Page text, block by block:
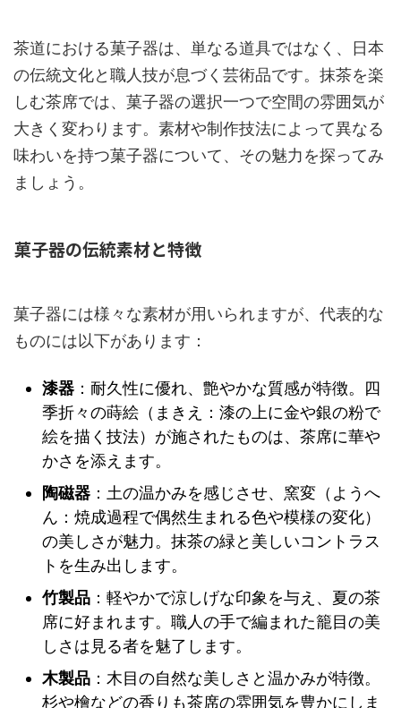
茶道における菓子器は、単なる道具ではなく、日本
の伝統文化と職人技が息づく芸術品です。抹茶を楽
しむ茶席では、菓子器の選択一つで空間の雰囲気が
大きく変わります。素材や制作技法によって異なる
味わいを持つ菓子器について、その魅力を探ってみ
ましょう。
菓子器の伝統素材と特徴
菓子器には様々な素材が用いられますが、代表的な
ものには以下があります：
漆器 ：耐久性に優れ、艶やかな質感が特徴。四
季折々の蒔絵（まきえ：漆の上に金や銀の粉で
絵を描く技法）が施されたものは、茶席に華や
かさを添えます。
陶磁器 ：土の温かみを感じさせ、窯変（ようへ
ん：焼成過程で偶然生まれる色や模様の変化）
の美しさが魅力。抹茶の緑と美しいコントラス
トを生み出します。
竹製品 ：軽やかで涼しげな印象を与え、夏の茶
席に好まれます。職人の手で編まれた籠目の美
しさは見る者を魅了します。
木製品 ：木目の自然な美しさと温かみが特徴。
杉や檜などの香りも茶席の雰囲気を豊かにしま